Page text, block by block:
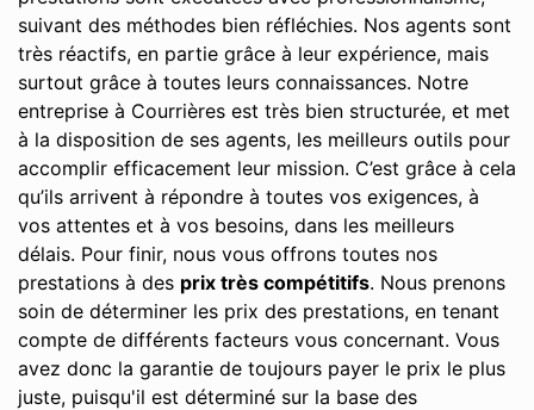
suivant des méthodes bien réfléchies. Nos agents sont
très réactifs, en partie grâce à leur expérience, mais
surtout grâce à toutes leurs connaissances. Notre
entreprise à Courrières est très bien structurée, et met
à la disposition de ses agents, les meilleurs outils pour
accomplir efficacement leur mission. C’est grâce à cela
qu’ils arrivent à répondre à toutes vos exigences, à
vos attentes et à vos besoins, dans les meilleurs
délais. Pour finir, nous vous offrons toutes nos
prestations à des prix très compétitifs. Nous prenons
soin de déterminer les prix des prestations, en tenant
compte de différents facteurs vous concernant. Vous
avez donc la garantie de toujours payer le prix le plus
juste, puisqu'il est déterminé sur la base des